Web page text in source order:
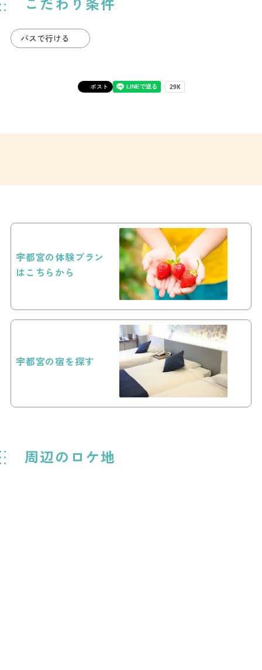
バスで行ける
ポスト
宇都宮の体験プラン
はこちらから
宇都宮の宿を探す
周辺のロケ地